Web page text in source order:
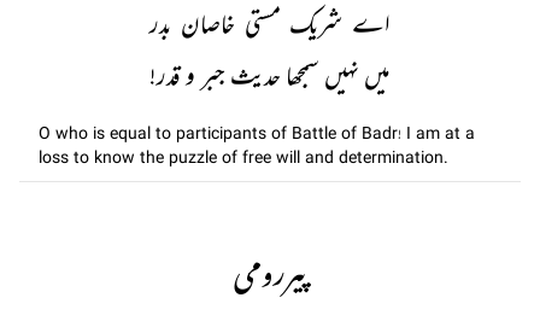
اے شریک مستی خاصان بدر
میں نہیں سمجھا حدیث جبر و قدر!
O who is equal to participants of Battle of Badr! I am at a
loss to know the puzzle of free will and determination.
پیررومی